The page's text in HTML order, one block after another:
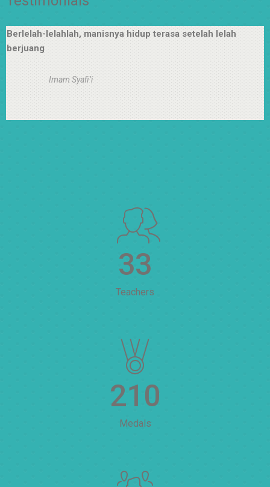
Berlelah-lelahlah, manisnya hidup terasa setelah lelah
berjuang
Imam Syafi’i
33
Teachers
210
Medals